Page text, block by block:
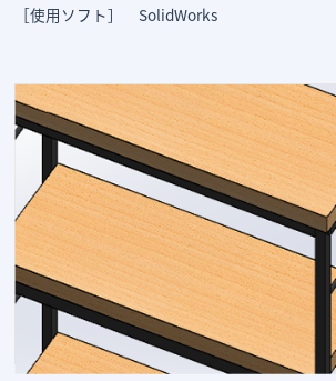
［使用ソフト］ SolidWorks